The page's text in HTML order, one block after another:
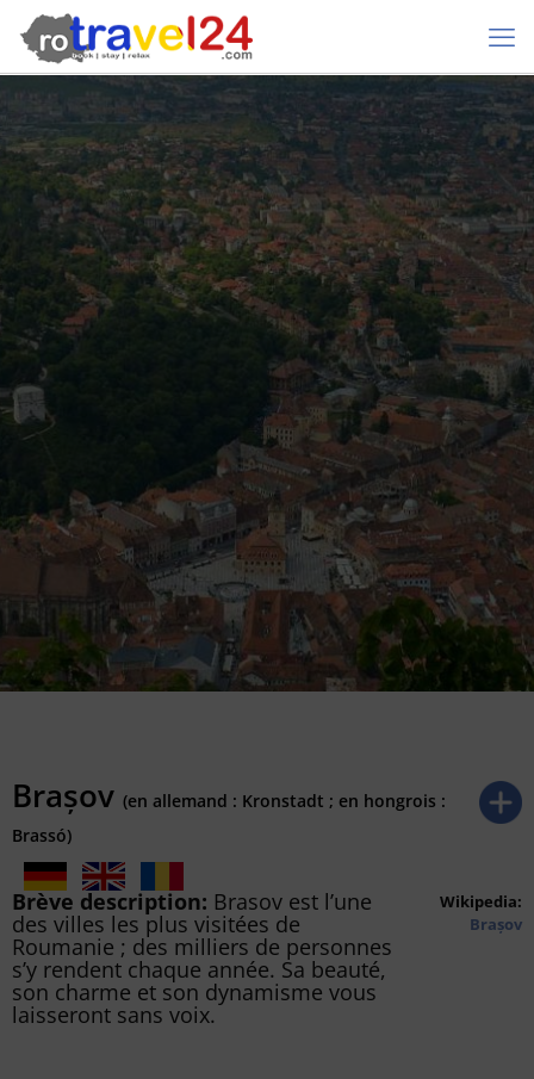
Brașov (en allemand : Kronstadt ; en hongrois :
Brassó)
Brève description: Brasov est l’une
des villes les plus visitées de
Roumanie ; des milliers de personnes
s’y rendent chaque année. Sa beauté,
son charme et son dynamisme vous
laisseront sans voix.
Wikipedia:
Brașov